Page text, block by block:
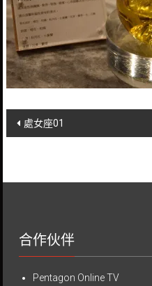
Post
處女座01
合作伙伴
Pentagon Online TV